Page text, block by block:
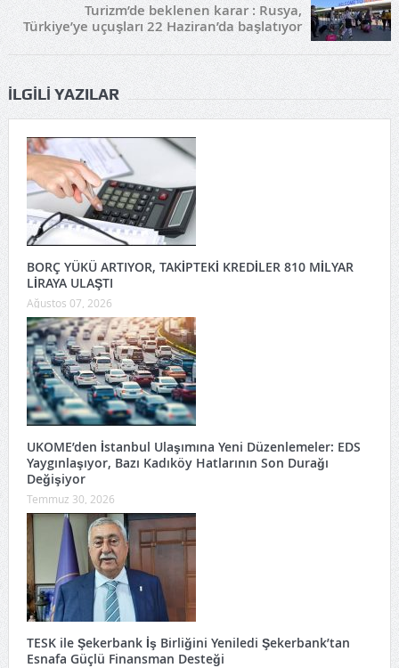
Turizm’de beklenen karar : Rusya,
Türkiye’ye uçuşları 22 Haziran’da başlatıyor
İLGILI YAZILAR
BORÇ YÜKÜ ARTIYOR, TAKİPTEKİ KREDİLER 810 MİLYAR
LİRAYA ULAŞTI
Ağustos 07, 2026
UKOME’den İstanbul Ulaşımına Yeni Düzenlemeler: EDS
Yaygınlaşıyor, Bazı Kadıköy Hatlarının Son Durağı
Değişiyor
Temmuz 30, 2026
TESK ile Şekerbank İş Birliğini Yeniledi Şekerbank’tan
Esnafa Güçlü Finansman Desteği